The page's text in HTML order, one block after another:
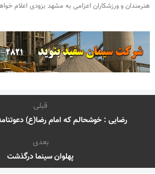
هنرمندان و ورزشکاران اعزامی به مشهد بزودی اعلام
قبلی
رضایی : خوشحالم که امام رضا(ع)
بعدی
پهلوان سینما درگذشت